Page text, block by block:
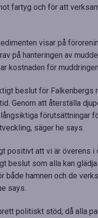
fartyg och för att
visar på
på hanteringen av
kostnaden för muddringen.
beslut för Falkenbergs
Genom att återställa
förutsättningar
säger he says.
positivt att vi är överens i
beslut som alla kan
både hamnen och de
says.
politiskt stöd, då alla